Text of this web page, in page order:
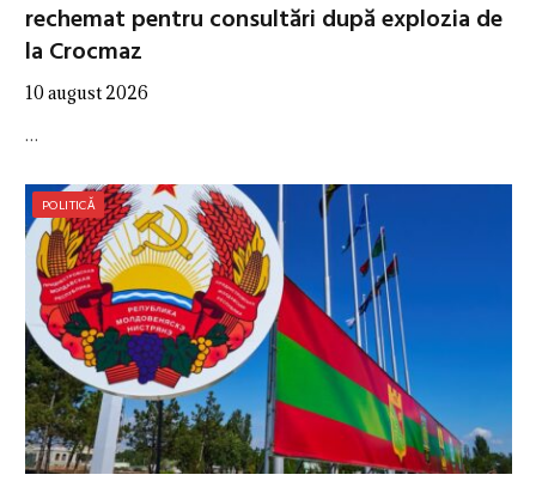
rechemat pentru consultări după explozia de
la Crocmaz
10 august 2026
…
POLITICĂ